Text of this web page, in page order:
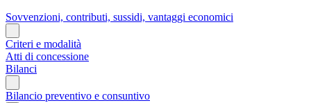
Sovvenzioni, contributi, sussidi, vantaggi economici
Criteri e modalità
Atti di concessione
Bilanci
Bilancio preventivo e consuntivo